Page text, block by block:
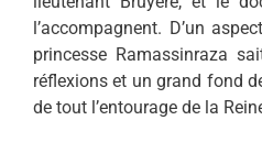
l’accompagnent. D’un
princesse Ramassinraza
réflexions et un grand fond
de tout l’entourage de la